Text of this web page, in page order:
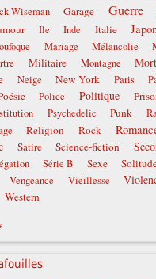
Wiseman Garage Guerre
Île Inde Italie
Mariage Mélancolie
Militaire Montagne Mort
Neige New York Paris
Police Politique
Psychedelic Punk
Religion Rock
Satire Science-fiction
Série B Sexe
Vengeance Vieillesse
Western